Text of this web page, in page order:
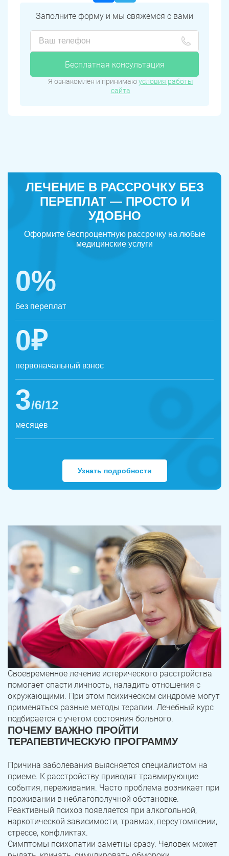
Заполните форму и мы свяжемся с вами
Бесплатная консультация
Я ознакомлен и принимаюусловия работы
сайта
ЛЕЧЕНИЕ В РАССРОЧКУ БЕЗ
ПЕРЕПЛАТ — ПРОСТО И
УДОБНО
Оформите беспроцентную рассрочку на любые
медицинские услуги
0%
без переплат
0₽
первоначальный взнос
3/6/12
месяцев
Узнать подробности
Своевременное лечение истерического расстройства
помогает спасти личность, наладить отношения с
окружающими. При этом психическом синдроме могут
применяться разные методы терапии. Лечебный курс
подбирается с учетом состояния больного.
ПОЧЕМУ ВАЖНО ПРОЙТИ
ТЕРАПЕВТИЧЕСКУЮ ПРОГРАММУ
Причина заболевания выясняется специалистом на
приеме. К расстройству приводят травмирующие
события, переживания. Часто проблема возникает при
проживании в неблагополучной обстановке.
Реактивный психоз появляется при алкогольной,
наркотической зависимости, травмах, переутомлении,
стрессе, конфликтах.
Симптомы психопатии заметны сразу. Человек может